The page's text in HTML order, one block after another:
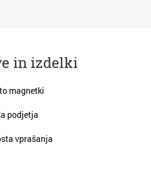
in izdelki
magnetki
podjetja
vprašanja